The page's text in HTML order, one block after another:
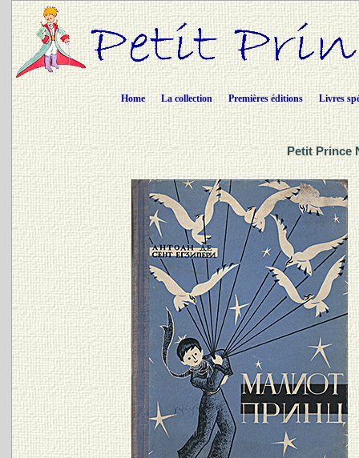
Home La collection Premières éditions Livres
Petit Prince